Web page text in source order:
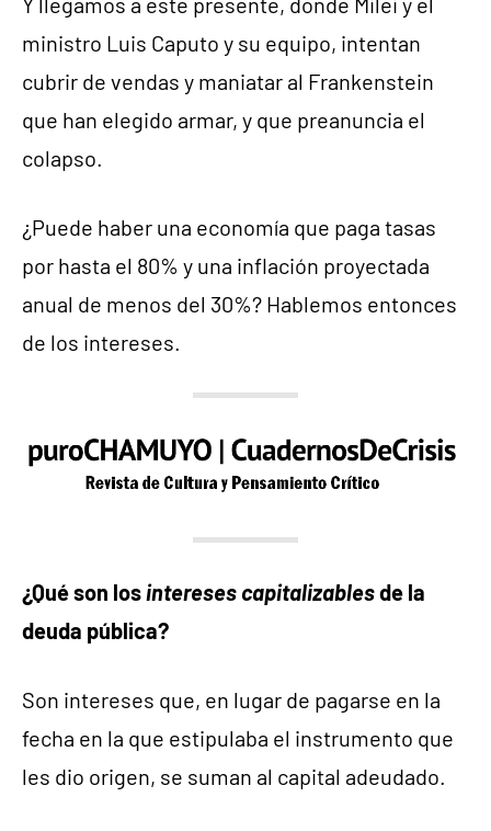
ministro Luis Caputo y su equipo, intentan
cubrir de vendas y maniatar al Frankenstein
que han elegido armar, y que preanuncia el
colapso.
¿Puede haber una economía que paga tasas
por hasta el 80% y una inflación proyectada
anual de menos del 30%? Hablemos entonces
de los intereses.
¿Qué son losintereses capitalizablesde la
deuda pública?
Son intereses que, en lugar de pagarse en la
fecha en la que estipulaba el instrumento que
les dio origen, se suman al capital adeudado.